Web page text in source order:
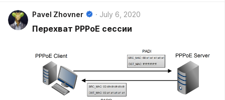
Pavel Zhovner July 6, 2020
Перехват PPPoE сессии